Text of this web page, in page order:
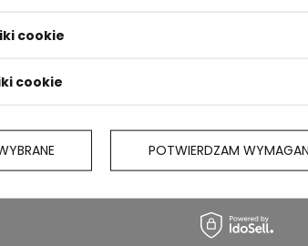
cookie
cookie
POTWIERDZAM